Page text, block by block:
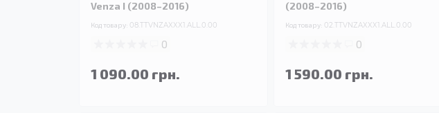
Venza I (2008–2016)
Код товару: 08.TTVNZAXXX1.ALL.0.00
0
1 090.00 грн.
(2008–2016)
Код товару: 02.TTVNZAXXX1.ALL.0.00
0
1 590.00 грн.